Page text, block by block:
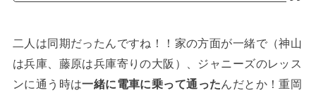
二人は同期だったんですね！！家の方面が一緒で（神山
は兵庫、藤原は兵庫寄りの大阪）、ジャニーズのレッス
ンに通う時は一緒に電車に乗って通ったんだとか！重岡